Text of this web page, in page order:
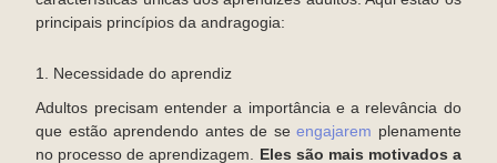
principais princípios da andragogia:
1. Necessidade do aprendiz
Adultos precisam entender a importância e a relevância do
que estão aprendendo antes de seengajarem plenamente
no processo de aprendizagem. Eles são mais motivados a